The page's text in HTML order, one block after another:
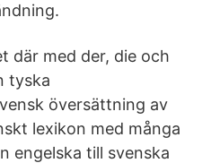
där med der, die och
tyska
översättning av
lexikon med många
engelska till svenska